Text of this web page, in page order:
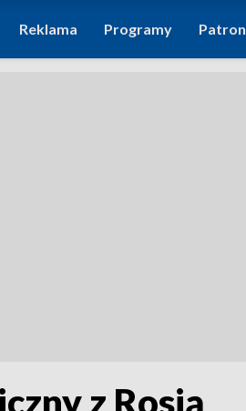
Reklama Programy
z Rosją